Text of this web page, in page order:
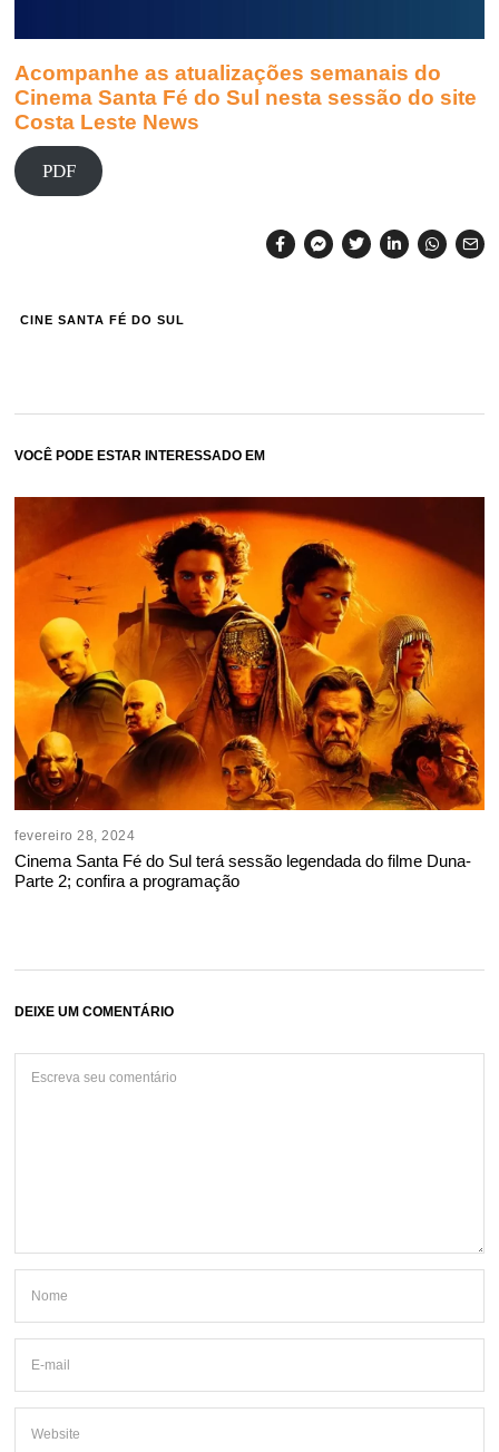
Acompanhe as atualizações semanais do
Cinema Santa Fé do Sul nesta sessão do site
Costa Leste News
PDF
CINE SANTA FÉ DO SUL
VOCÊ PODE ESTAR INTERESSADO EM
fevereiro 28, 2024
Cinema Santa Fé do Sul terá sessão legendada do filme Duna-
Parte 2; confira a programação
DEIXE UM COMENTÁRIO